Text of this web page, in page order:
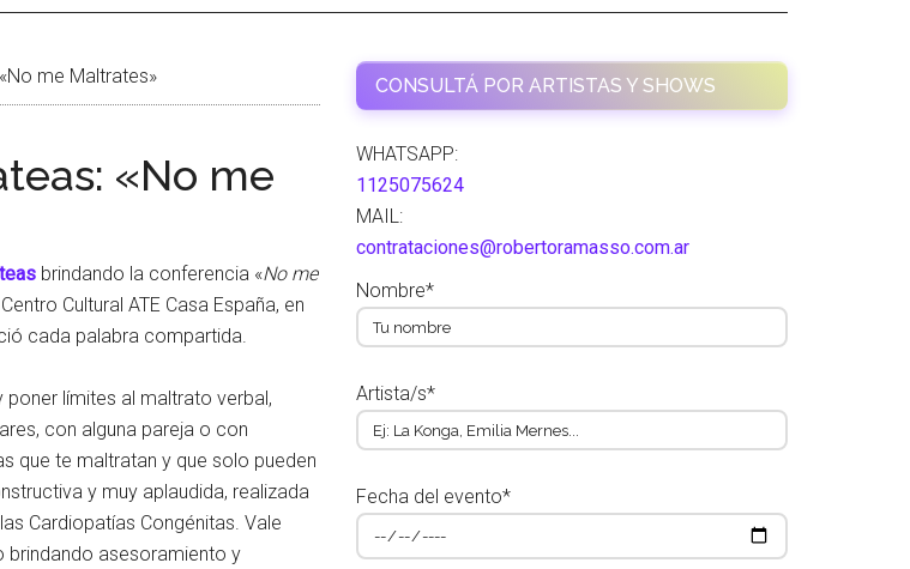
me Maltrates»
«No me
brindando la conferencia «No me
Cultural ATE Casa España, en
cada palabra compartida.
límites al maltrato verbal,
con alguna pareja o con
que te maltratan y que solo pueden
y muy aplaudida, realizada
Cardiopatías Congénitas. Vale
asesoramiento y
CONSULTÁ POR ARTISTAS Y SHOWS
WHATSAPP:
1125075624
MAIL:
contrataciones@robertoramasso.com.ar
Nombre*
Artista/s*
Fecha del evento*